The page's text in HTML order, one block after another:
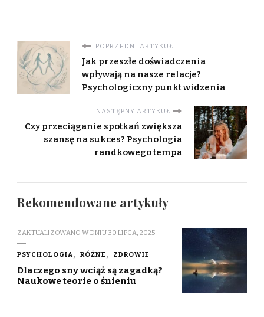
POPRZEDNI ARTYKUŁ
Jak przeszłe doświadczenia
wpływają na nasze relacje?
Psychologiczny punkt widzenia
NASTĘPNY ARTYKUŁ
Czy przeciąganie spotkań zwiększa
szansę na sukces? Psychologia
randkowego tempa
Rekomendowane artykuły
ZAKTUALIZOWANO W DNIU 30 LIPCA, 2025
PSYCHOLOGIA RÓŻNE ZDROWIE
Dlaczego sny wciąż są zagadką?
Naukowe teorie o śnieniu